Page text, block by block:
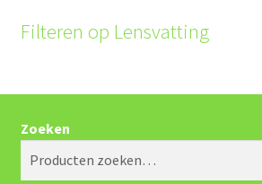
Filteren op Lensvatting
Zoeken